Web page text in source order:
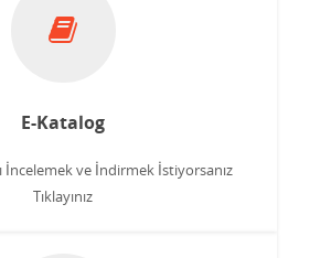
E-Katalog
İncelemek ve İndirmek İstiyorsanız
Tıklayınız